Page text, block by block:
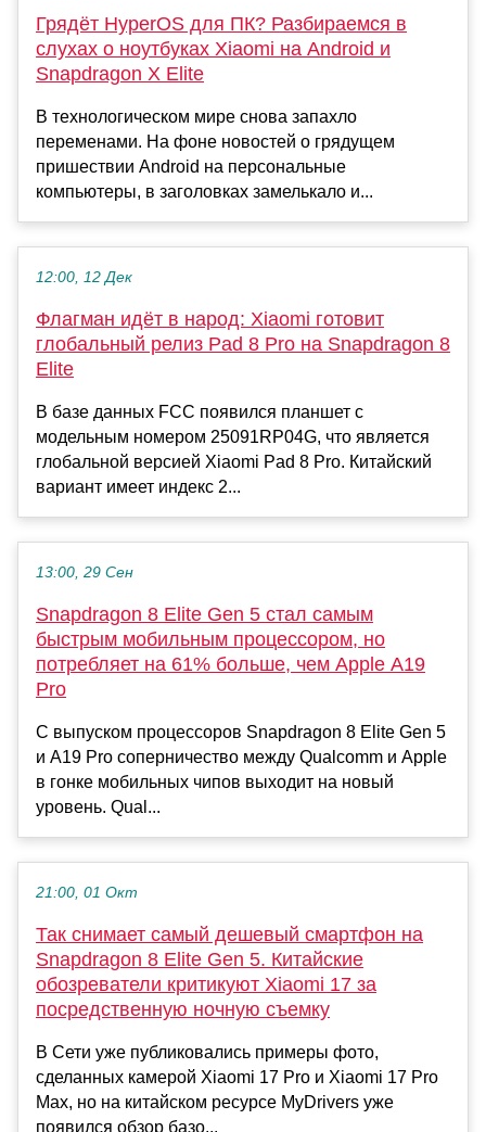
Грядёт HyperOS для ПК? Разбираемся в
слухах о ноутбуках Xiaomi на Android и
Snapdragon X Elite
В технологическом мире снова запахло
переменами. На фоне новостей о грядущем
пришествии Android на персональные
компьютеры, в заголовках замелькало и...
12:00, 12 Дек
Флагман идёт в народ: Xiaomi готовит
глобальный релиз Pad 8 Pro на Snapdragon 8
Elite
В базе данных FCC появился планшет с
модельным номером 25091RP04G, что является
глобальной версией Xiaomi Pad 8 Pro. Китайский
вариант имеет индекс 2...
13:00, 29 Сен
Snapdragon 8 Elite Gen 5 стал самым
быстрым мобильным процессором, но
потребляет на 61% больше, чем Apple A19
Pro
С выпуском процессоров Snapdragon 8 Elite Gen 5
и A19 Pro соперничество между Qualcomm и Apple
в гонке мобильных чипов выходит на новый
уровень. Qual...
21:00, 01 Окт
Так снимает самый дешевый смартфон на
Snapdragon 8 Elite Gen 5. Китайские
обозреватели критикуют Xiaomi 17 за
посредственную ночную съемку
В Сети уже публиковались примеры фото,
сделанных камерой Xiaomi 17 Pro и Xiaomi 17 Pro
Max, но на китайском ресурсе MyDrivers уже
появился обзор базо...